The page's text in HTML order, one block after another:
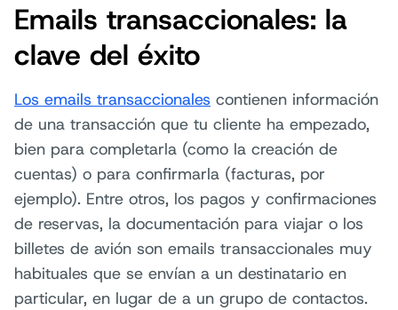
Emails transaccionales: la
clave del éxito
Los emails transaccionales contienen información
de una transacción que tu cliente ha empezado,
bien para completarla (como la creación de
cuentas) o para confirmarla (facturas, por
ejemplo). Entre otros, los pagos y confirmaciones
de reservas, la documentación para viajar o los
billetes de avión son emails transaccionales muy
habituales que se envían a un destinatario en
particular, en lugar de a un grupo de contactos.